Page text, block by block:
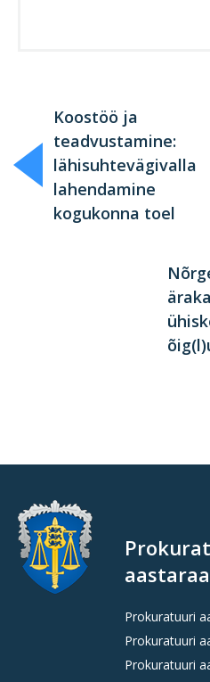
Koostöö ja
teadvustamine:
lähisuhtevägivalla
lahendamine
kogukonna toel
Prokuratuuri
Prokuratuuri
Prokuratuuri